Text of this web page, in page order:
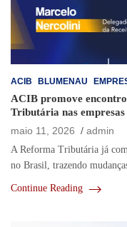
ACIB BLUMENAU
ACIB promove
Tributária nas empresas
maio 11, 2026
admin
A Reforma Tributária já
no Brasil, trazendo
Continue Reading